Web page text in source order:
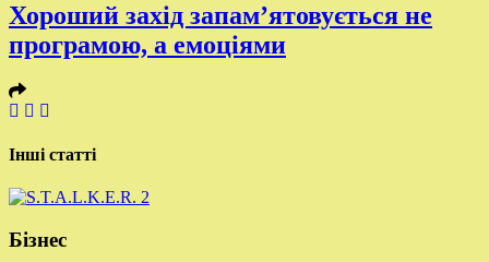
Хороший захід запам’ятовується не
програмою, а емоціями
Інші статті
Бізнес